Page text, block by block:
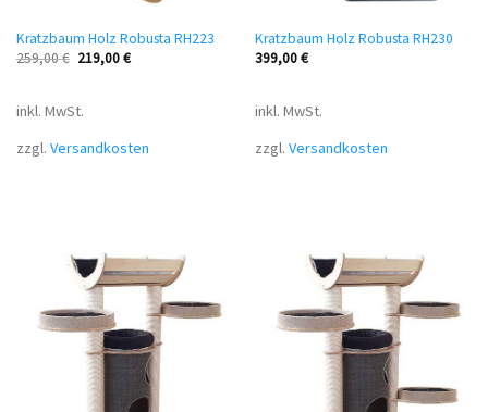
Kratzbaum Holz Robusta RH223
259,00€ 219,00€
inkl. MwSt.
zzgl. Versandkosten
Kratzbaum Holz Robusta RH230
399,00€
inkl. MwSt.
zzgl. Versandkosten